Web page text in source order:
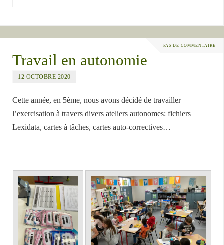
PAS DE COMMENTAIRE
Travail en autonomie
12 OCTOBRE 2020
Cette année, en 5ème, nous avons décidé de travailler
l’exercisation à travers divers ateliers autonomes: fichiers
Lexidata, cartes à tâches, cartes auto-correctives…